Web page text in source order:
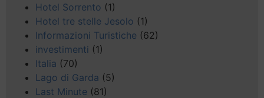
Hotel Sorrento (1)
Hotel tre stelle Jesolo (1)
Informazioni Turistiche (62)
investimenti (1)
Italia (70)
Lago di Garda (5)
Last Minute (81)